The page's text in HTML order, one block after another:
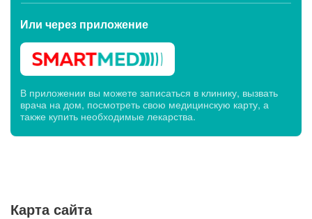
Или через приложение
В приложении вы можете записаться в клинику, вызвать
врача на дом, посмотреть свою медицинскую карту, а
также купить необходимые лекарства.
Карта сайта